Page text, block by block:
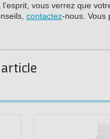
vous verrez que
contactez-nous. Vous